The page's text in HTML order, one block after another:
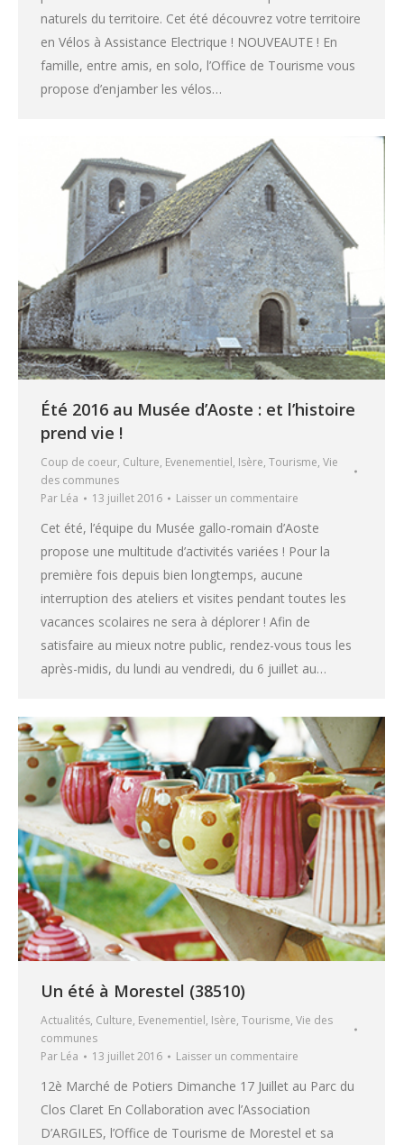
naturels du territoire. Cet été découvrez votre territoire
en Vélos à Assistance Electrique ! NOUVEAUTE ! En
famille, entre amis, en solo, l’Office de Tourisme vous
propose d’enjamber les vélos…
Été 2016 au Musée d’Aoste : et l’histoire
prend vie !
Coup de coeur, Culture, Evenementiel, Isère, Tourisme, Vie
des communes
Par Léa 13 juillet 2016 Laisser un commentaire
Cet été, l’équipe du Musée gallo-romain d’Aoste
propose une multitude d’activités variées ! Pour la
première fois depuis bien longtemps, aucune
interruption des ateliers et visites pendant toutes les
vacances scolaires ne sera à déplorer ! Afin de
satisfaire au mieux notre public, rendez-vous tous les
après-midis, du lundi au vendredi, du 6 juillet au…
Un été à Morestel (38510)
Actualités, Culture, Evenementiel, Isère, Tourisme, Vie des
communes
Par Léa 13 juillet 2016 Laisser un commentaire
12è Marché de Potiers Dimanche 17 Juillet au Parc du
Clos Claret En Collaboration avec l’Association
D’ARGILES, l’Office de Tourisme de Morestel et sa